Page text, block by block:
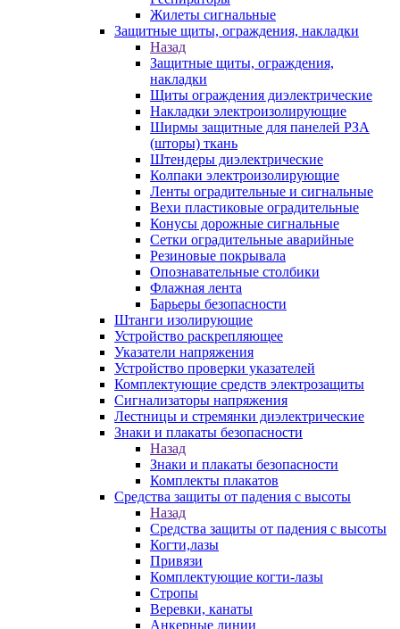
Жилеты сигнальные
Защитные щиты, ограждения, накладки
Назад
Защитные щиты, ограждения,
накладки
Щиты ограждения диэлектрические
Накладки электроизолирующие
Ширмы защитные для панелей РЗА
(шторы) ткань
Штендеры диэлектрические
Колпаки электроизолирующие
Ленты оградительные и сигнальные
Вехи пластиковые оградительные
Конусы дорожные сигнальные
Сетки оградительные аварийные
Резиновые покрывала
Опознавательные столбики
Флажная лента
Барьеры безопасности
Штанги изолирующие
Устройство раскрепляющее
Указатели напряжения
Устройство проверки указателей
Комплектующие средств электрозащиты
Сигнализаторы напряжения
Лестницы и стремянки диэлектрические
Знаки и плакаты безопасности
Назад
Знаки и плакаты безопасности
Комплекты плакатов
Средства защиты от падения с высоты
Назад
Средства защиты от падения с высоты
Когти,лазы
Привязи
Комплектующие когти-лазы
Стропы
Веревки, канаты
Анкерные линии